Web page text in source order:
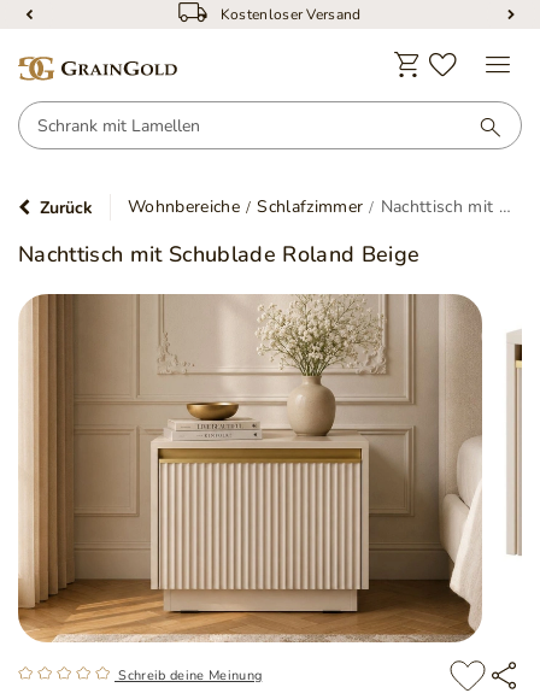
Kostenloser Versand
Zurück Wohnbereiche Schlafzimmer Nachttisch mit Schublade Roland Beige
Nachttisch mit Schublade Roland Beige
Schreib deine Meinung